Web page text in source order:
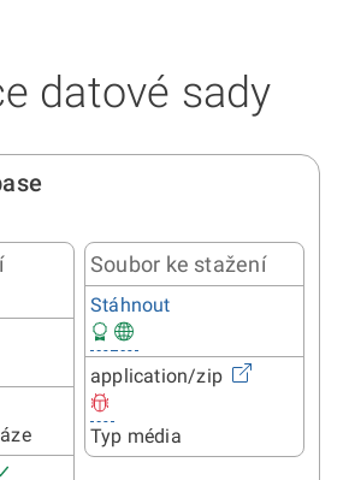
datové sady
Soubor ke stažení
Stáhnout
application/zip
Typ média